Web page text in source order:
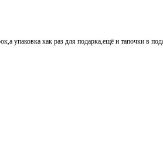
упаковка как раз для подарка,ещё и тапочки в